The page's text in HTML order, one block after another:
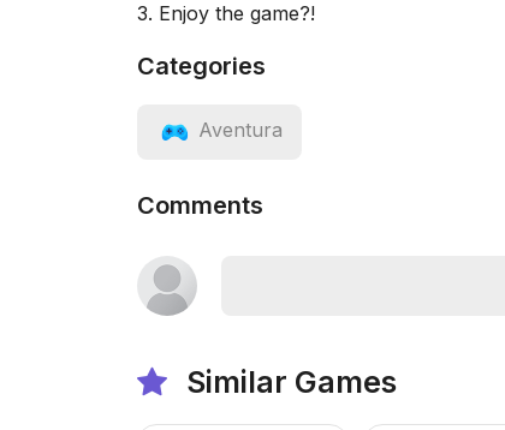
3. Enjoy the game?!
Categories
Aventura
Comments
Similar Games